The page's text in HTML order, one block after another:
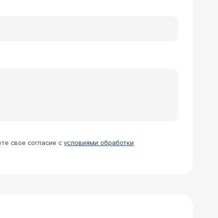
лечение, возможно ли
были разные размеры - 5,6 , у
свое согласие сусловиями обработки